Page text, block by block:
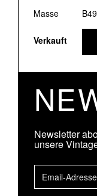
Masse
Verkauft
Newsletter
unsere